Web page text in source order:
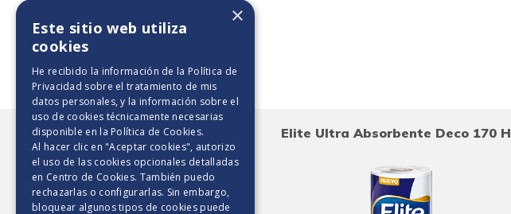
Toallas de papel
Elite Maxirollo 250 HD Elite Ultra Absorbente Deco 170
×
Este sitio web utiliza
cookies
He recibido la información de la Política de
Privacidad sobre el tratamiento de mis
datos personales, y la información sobre el
uso de cookies técnicamente necesarias
disponible en la Política de Cookies.
Al hacer clic en "Aceptar cookies", autorizo
el uso de las cookies opcionales detalladas
en Centro de Cookies. También puedo
rechazarlas o configurarlas. Sin embargo,
bloquear algunos tipos de cookies puede